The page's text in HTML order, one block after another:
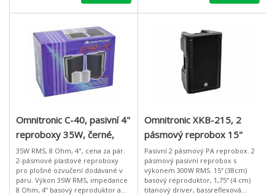
Omnitronic C-40, pasivní 4"
reproboxy 35W, černé,
cena/pár
35W RMS, 8 Ohm, 4", cena za pár.
2-pásmové plastové reproboxy
pro plošné ozvučení dodávané v
páru. Výkon 35W RMS, impedance
8 Ohm, 4“ basový reproduktor a
Omnitronic XKB-215, 2
pásmový reprobox 15"
Pasivní 2 pásmový PA reprobox. 2
pásmový pasivní reprobox s
výkonem 300W RMS. 15“ (38cm)
basový reproduktor, 1,75“ (4 cm)
titanový driver, bassreflexová